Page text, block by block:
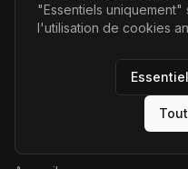
Portail de l'avenir de
découvrir les dernières
"Essentiels
l'utilisation de cookies